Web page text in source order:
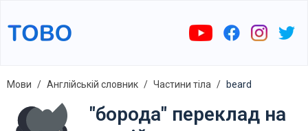
Мови Англійській словник Частини тіла beard
"борода" переклад на